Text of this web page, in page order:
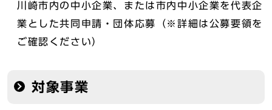
川崎市内の中小企業、または市内中小企業を代表企
業とした共同申請・団体応募（※詳細は公募要領を
ご確認ください）
対象事業